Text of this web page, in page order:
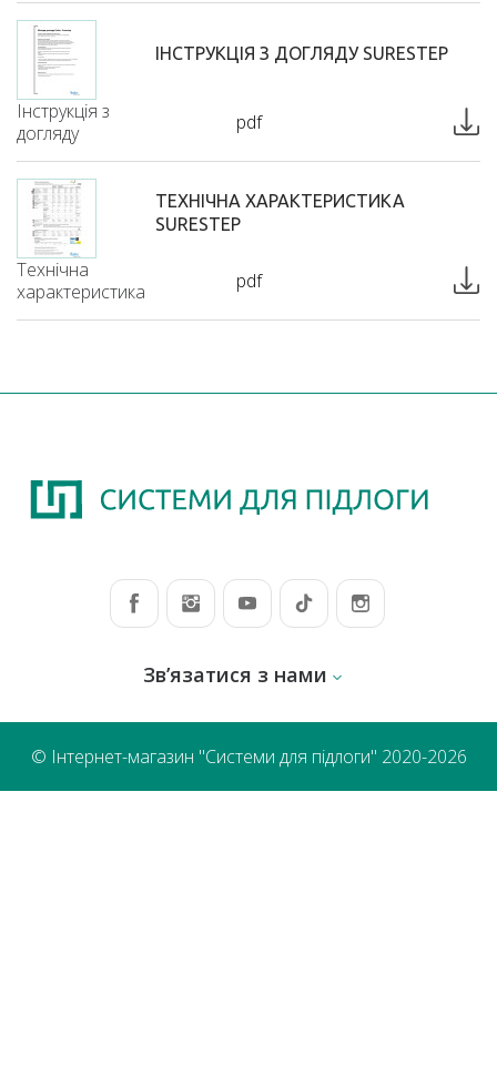
ІНСТРУКЦІЯ З ДОГЛЯДУ SURESTEP
Інструкція з
догляду
pdf
ТЕХНІЧНА ХАРАКТЕРИСТИКА
SURESTEP
Технічна
характеристика
pdf
Зв’язатися з нами
© Інтернет-магазин "Системи для підлоги" 2020-2026